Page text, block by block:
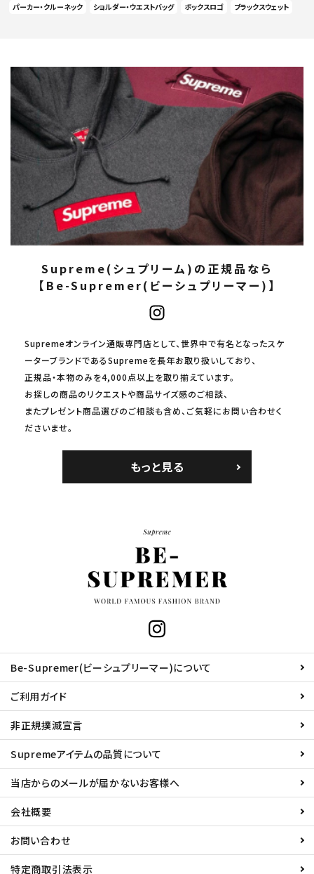
パーカー・クルーネック
ショルダー・ウエストバッグ ボックスロゴ ブラックスウェット
Supreme(シュプリーム)の正規品なら
【Be-Supremer(ビーシュプリーマー)】
Supremeオンライン通販専門店として、世界中で有名となったスケ
ーターブランドであるSupremeを長年お取り扱いしており、
正規品・本物のみを4,000点以上を取り揃えています。
お探しの商品のリクエストや商品サイズ感のご相談、
またプレゼント商品選びのご相談も含め、ご気軽にお問い合わせく
ださいませ。
もっと見る
Be-Supremer(ビーシュプリーマー)について
ご利用ガイド
非正規撲滅宣言
Supremeアイテムの品質について
当店からのメールが届かないお客様へ
会社概要
お問い合わせ
特定商取引法表示